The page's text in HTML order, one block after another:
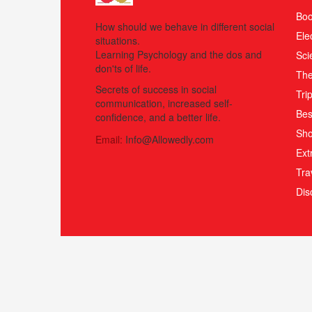
How should we behave in different social
situations.
Learning Psychology and the dos and
don'ts of life.
Secrets of success in social
communication, increased self-
confidence, and a better life.
Email: Info@Allowedly.com